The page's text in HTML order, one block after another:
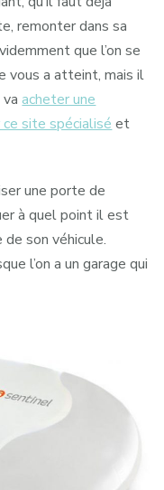
remonter dans sa
que l’on se
vous a atteint, mais il
vaacheter une
site spécialisé et
une porte de
à quel point il est
son véhicule.
l’on a un garage qui